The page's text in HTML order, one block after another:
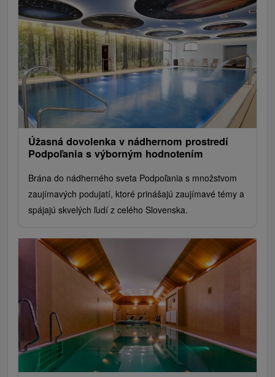
Úžasná dovolenka v nádhernom prostredí
Podpoľania s výborným hodnotením
Brána do nádherného sveta Podpoľania s množstvom
zaujímavých podujatí, ktoré prinášajú zaujímavé témy a
spájajú skvelých ľudí z celého Slovenska.